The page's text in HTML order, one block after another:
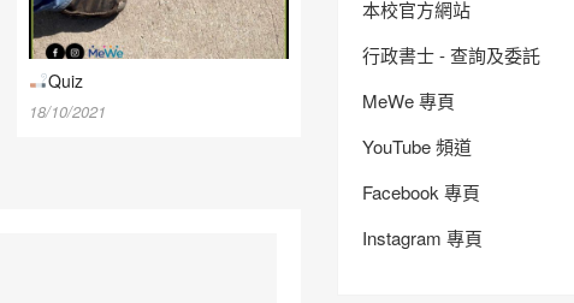
Quiz
18/10/2021
本校官方網站
行政書士 - 查詢及委託
MeWe 專頁
YouTube 頻道
Facebook 專頁
Instagram 專頁